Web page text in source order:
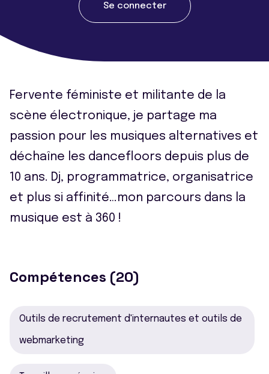
Se connecter
Fervente féministe et militante de la
scène électronique, je partage ma
passion pour les musiques alternatives et
déchaîne les dancefloors depuis plus de
10 ans. Dj, programmatrice, organisatrice
et plus si affinité…mon parcours dans la
musique est à 360 !
Compétences (20)
Outils de recrutement d'internautes et outils de
webmarketing